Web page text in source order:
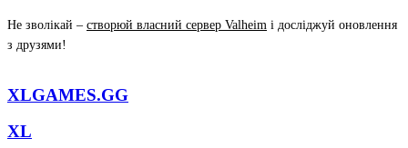
Не зволікай – створюй власний сервер Valheim і досліджуй оновлення
з друзями!
XLGAMES.GG
XL